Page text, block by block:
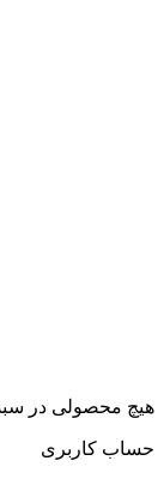
هیچ محصولی در
حساب کاربری